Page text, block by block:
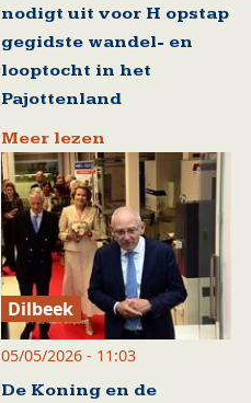
nodigt uit voor H opstap
gegidste wandel- en
looptocht in het
Pajottenland
Meer lezen
Dilbeek
05/05/2026 - 11:03
De Koning en de